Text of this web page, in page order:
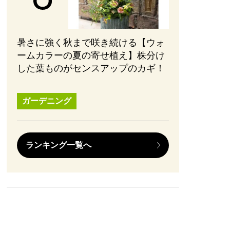
暑さに強く秋まで咲き続ける【ウォ
ームカラーの夏の寄せ植え】株分け
した葉ものがセンスアップのカギ！
ガーデニング
ランキング一覧へ